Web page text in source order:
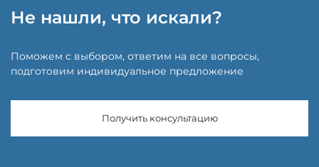
Не нашли, что искали?
Поможем с выбором, ответим на все вопросы,
подготовим индивидуальное предложение
Получить консультацию